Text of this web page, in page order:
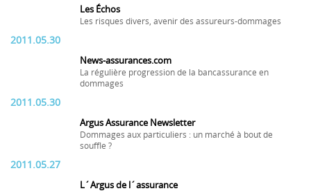
Les Échos
Les risques divers, avenir des assureurs-dommages
2011.05.30
News-assurances.com
La régulière progression de la bancassurance en
dommages
2011.05.30
Argus Assurance Newsletter
Dommages aux particuliers : un marché à bout de
souffle ?
2011.05.27
L´Argus de l´assurance